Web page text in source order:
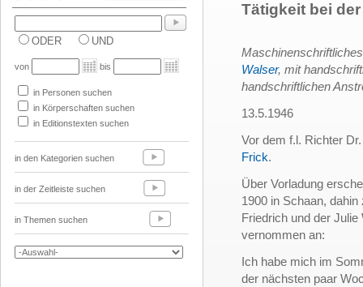
ODER UND
von bis
in Personen suchen
in Körperschaften suchen
in Editionstexten suchen
in den Kategorien suchen
in der Zeitleiste suchen
in Themen suchen
Tätigkeit bei
Walser, mit
handschriftlichen
13.5.1946
Vor dem f.l. Richter
Frick.
Über Vorladung
1900 in Schaan,
Friedrich und der
vernommen an:
Ich habe mich im
der nächsten paar